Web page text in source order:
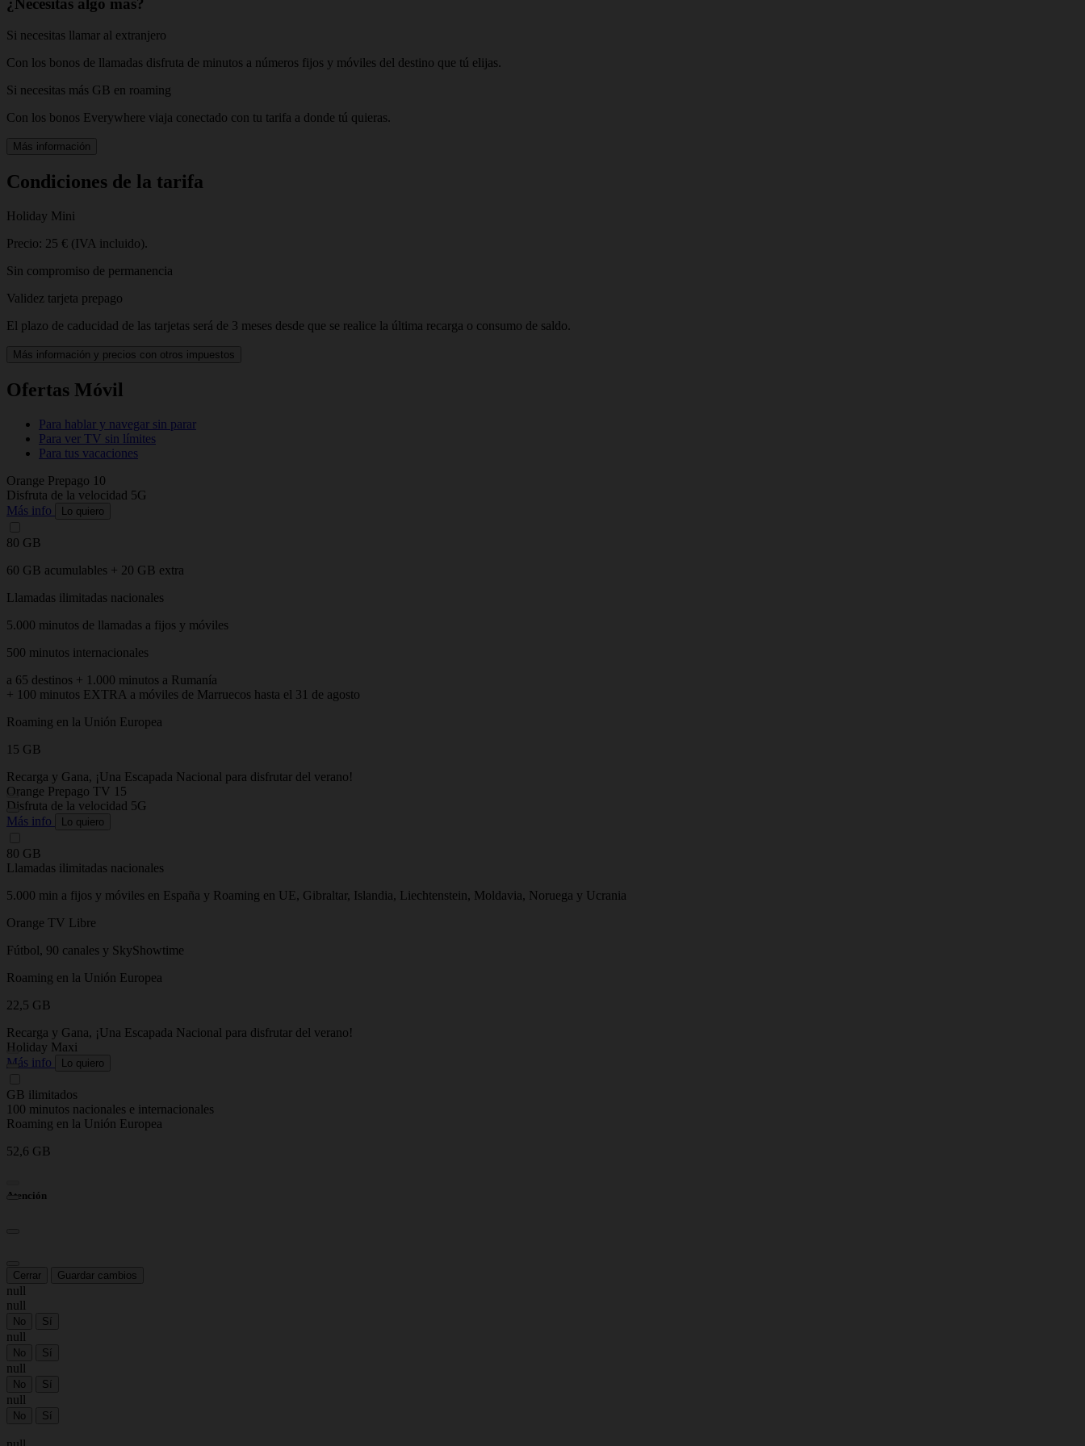
¿Necesitas algo más?
Si necesitas llamar al extranjero
Con los bonos de llamadas disfruta de minutos a números fijos y móviles del destino que tú elijas.
Si necesitas más GB en roaming
Con los bonos Everywhere viaja conectado con tu tarifa a donde tú quieras.
Más información
Condiciones de la tarifa
Holiday Mini
Precio: 25 € (IVA incluido).
Sin compromiso de permanencia
Validez tarjeta prepago
El plazo de caducidad de las tarjetas será de 3 meses desde que se realice la última recarga o consumo de saldo.
Más información y precios con otros impuestos
Ofertas Móvil
Para hablar y navegar sin parar
Para ver TV sin límites
Para tus vacaciones
Orange Prepago 10
Disfruta de la velocidad 5G
Más info
Lo quiero
80 GB
60 GB acumulables + 20 GB extra
Llamadas ilimitadas nacionales
5.000 minutos de llamadas a fijos y móviles
500 minutos internacionales
a 65 destinos + 1.000 minutos a Rumanía
+ 100 minutos EXTRA a móviles de Marruecos hasta el 31 de agosto
Roaming en la Unión Europea
15 GB
Recarga y Gana, ¡Una Escapada Nacional para disfrutar del verano!
Orange Prepago TV 15
Disfruta de la velocidad 5G
Más info
Lo quiero
80 GB
Llamadas ilimitadas nacionales
5.000 min a fijos y móviles en España y Roaming en UE, Gibraltar, Islandia, Liechtenstein, Moldavia, Noruega y Ucrania
Orange TV Libre
Fútbol, 90 canales y SkyShowtime
Roaming en la Unión Europea
22,5 GB
Recarga y Gana, ¡Una Escapada Nacional para disfrutar del verano!
Holiday Maxi
Más info
Lo quiero
GB ilimitados
100 minutos nacionales e internacionales
Roaming en la Unión Europea
52,6 GB
Atención
Cerrar Guardar cambios
null
null
No Sí
null
No Sí
null
No Sí
null
No Sí